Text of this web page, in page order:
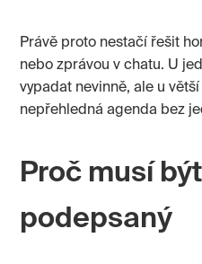
Právě proto nestačí řešit
nebo zprávou v chatu. U
vypadat nevinně, ale u
nepřehledná agenda bez
Proč musí
podepsaný